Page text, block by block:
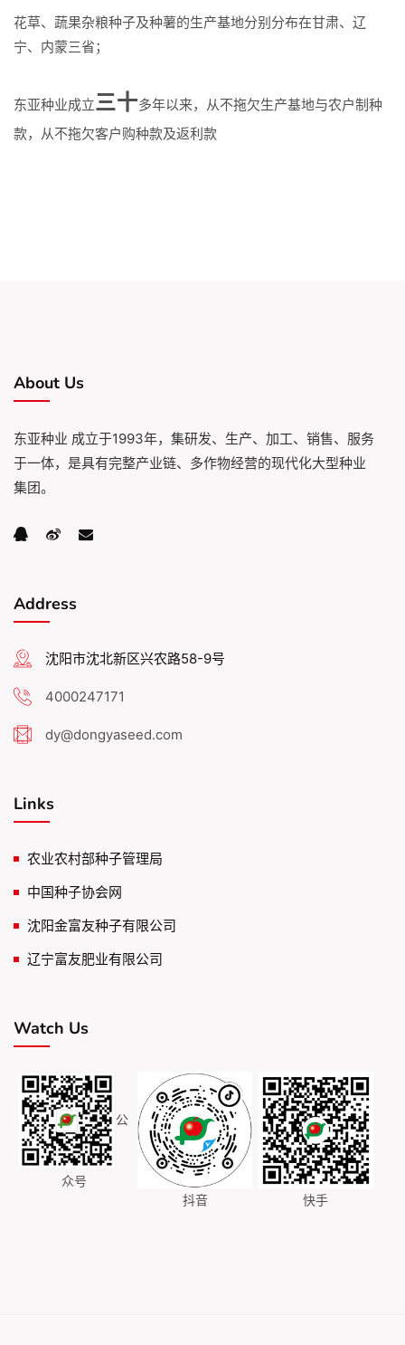
花草、蔬果杂粮种子及种薯的生产基地分别分布在甘肃、辽
宁、内蒙三省；
东亚种业成立三十多年以来，从不拖欠生产基地与农户制种
款，从不拖欠客户购种款及返利款
About Us
东亚种业 成立于1993年，集研发、生产、加工、销售、服务
于一体，是具有完整产业链、多作物经营的现代化大型种业
集团。
Address
沈阳市沈北新区兴农路58-9号
4000247171
dy@dongyaseed.com
Links
农业农村部种子管理局
中国种子协会网
沈阳金富友种子有限公司
辽宁富友肥业有限公司
Watch Us
公
众号
抖音
快手